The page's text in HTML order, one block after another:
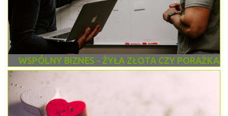
WSPÓLNY BIZNES - ŻYŁA ZŁOTA CZY PORAŻKA